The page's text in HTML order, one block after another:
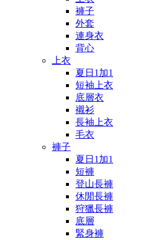
褲子
外套
連身衣
背心
上衣
夏日1加1
短袖上衣
底層衣
襯衫
長袖上衣
毛衣
褲子
夏日1加1
短褲
登山長褲
休閒長褲
狩獵長褲
底層
緊身褲